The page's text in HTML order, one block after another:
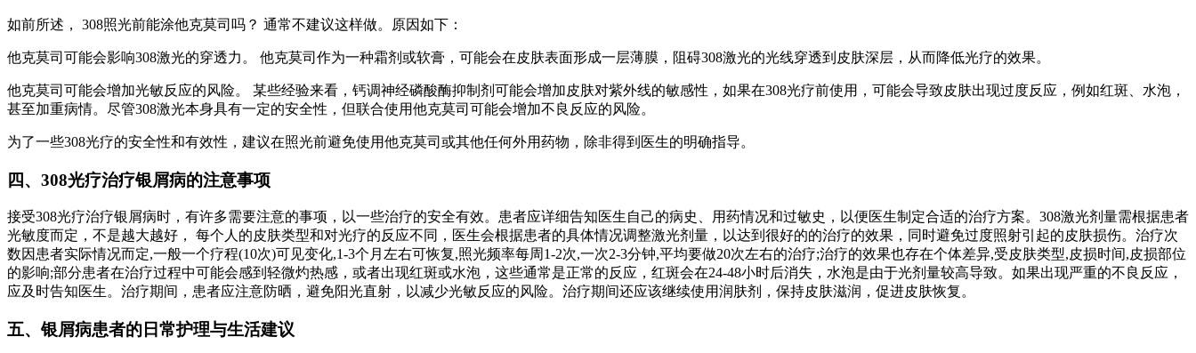
如前所述， 308照光前能涂他克莫司吗？ 通常不建议这样做。原因如下：
他克莫司可能会影响308激光的穿透力。 他克莫司作为一种霜剂或软膏，可能会在皮肤表面形成一层薄膜，阻碍308激光的光线穿透到皮肤深层，从而降低光疗的效果。
他克莫司可能会增加光敏反应的风险。 某些经验来看，钙调神经磷酸酶抑制剂可能会增加皮肤对紫外线的敏感性，如果在308光疗前使用，可能会导致皮肤出现过度反应，例如红斑、水泡，
甚至加重病情。尽管308激光本身具有一定的安全性，但联合使用他克莫司可能会增加不良反应的风险。
为了一些308光疗的安全性和有效性，建议在照光前避免使用他克莫司或其他任何外用药物，除非得到医生的明确指导。
四、308光疗治疗银屑病的注意事项
接受308光疗治疗银屑病时，有许多需要注意的事项，以一些治疗的安全有效。患者应详细告知医生自己的病史、用药情况和过敏史，以便医生制定合适的治疗方案。308激光剂量需根据患者
光敏度而定，不是越大越好， 每个人的皮肤类型和对光疗的反应不同，医生会根据患者的具体情况调整激光剂量，以达到很好的的治疗的效果，同时避免过度照射引起的皮肤损伤。治疗次
数因患者实际情况而定,一般一个疗程(10次)可见变化,1-3个月左右可恢复,照光频率每周1-2次,一次2-3分钟,平均要做20次左右的治疗;治疗的效果也存在个体差异,受皮肤类型,皮损时间,皮损部位
的影响;部分患者在治疗过程中可能会感到轻微灼热感，或者出现红斑或水泡，这些通常是正常的反应，红斑会在24-48小时后消失，水泡是由于光剂量较高导致。如果出现严重的不良反应，
应及时告知医生。治疗期间，患者应注意防晒，避免阳光直射，以减少光敏反应的风险。治疗期间还应该继续使用润肤剂，保持皮肤滋润，促进皮肤恢复。
五、银屑病患者的日常护理与生活建议